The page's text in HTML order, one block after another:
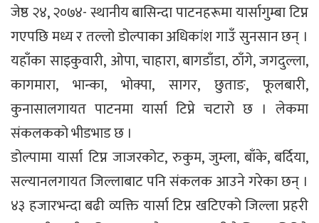
जेष्ठ २४, २०७४- स्थानीय बासिन्दा पाटनहरूमा यार्सागुम्बा टिप्न
गएपछि मध्य र तल्लो डोल्पाका अधिकांश गाउँ सुनसान छन् ।
यहाँका साइकुवारी, ओपा, चाहारा, बागडाँडा, ठाँगे, जगदुल्ला,
कागमारा, भान्का, भोक्पा, सागर, छुताङ, फूलबारी,
कुनासालगायत पाटनमा यार्सा टिप्ने चटारो छ । लेकमा
संकलकको भीडभाड छ ।
डोल्पामा यार्सा टिप्न जाजरकोट, रुकुम, जुम्ला, बाँके, बर्दिया,
सल्यानलगायत जिल्लाबाट पनि संकलक आउने गरेका छन् ।
४३ हजारभन्दा बढी व्यक्ति यार्सा टिप्न खटिएको जिल्ला प्रहरी